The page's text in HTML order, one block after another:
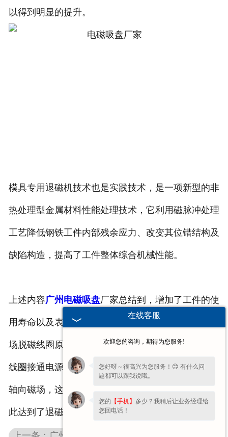
以得到明显的提升。
模具专用退磁机技术也是实践技术，是一项新型的非
热处理型金属材料性能处理技术，它利用磁脉冲处理
工艺降低钢铁工件内部残余应力、改变其位错结构及
缺陷构造，提高了工件整体综合机械性能。
上述内容广州电磁吸盘厂家总结到，增加了工件的使
用寿命以及表面的处理效果，退磁机，采用了交流磁
场脱磁线圈原理长对于工件衰减退磁的方式，在退磁
线圈接通电源的时候，在线圈的内部产生了比较强的
轴向磁场，这样的磁场随着距离的改变而变化着，因
此达到了退磁的目的。
在线客服
欢迎您的咨询，期待为您服务!
您好呀～很高兴为您服务！😊 有什么问
题都可以跟我说哦。
您的 【手机】 多少？我稍后让业务经理给
您回电话！